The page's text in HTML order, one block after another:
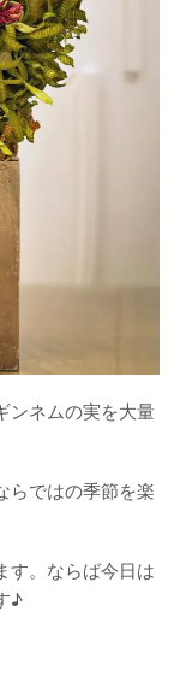
ンネムの実を大量
らではの季節を楽
す。ならば今日は
♪